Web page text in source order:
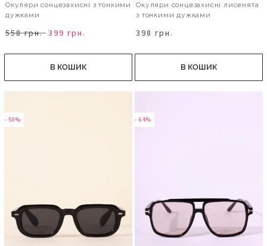
Окуляри сонцезахисні з тонкими
дужками
558 грн. 399 грн.
В КОШИК
Окуляри сонцезахисні лисенята
з тонкими дужками
398 грн.
В КОШИК
- 50% - 64%